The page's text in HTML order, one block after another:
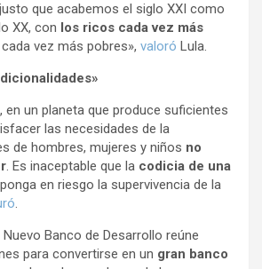
que acabemos el siglo XXI como
XX, con los ricos cada vez más
vez más pobres», valoró Lula.
en un planeta que produce suficientes
las necesidades de la
de hombres, mujeres y niños no
. Es inaceptable que la codicia de una
ponga en riesgo la supervivencia de la
.
Nuevo Banco de Desarrollo reúne
para convertirse en un gran banco